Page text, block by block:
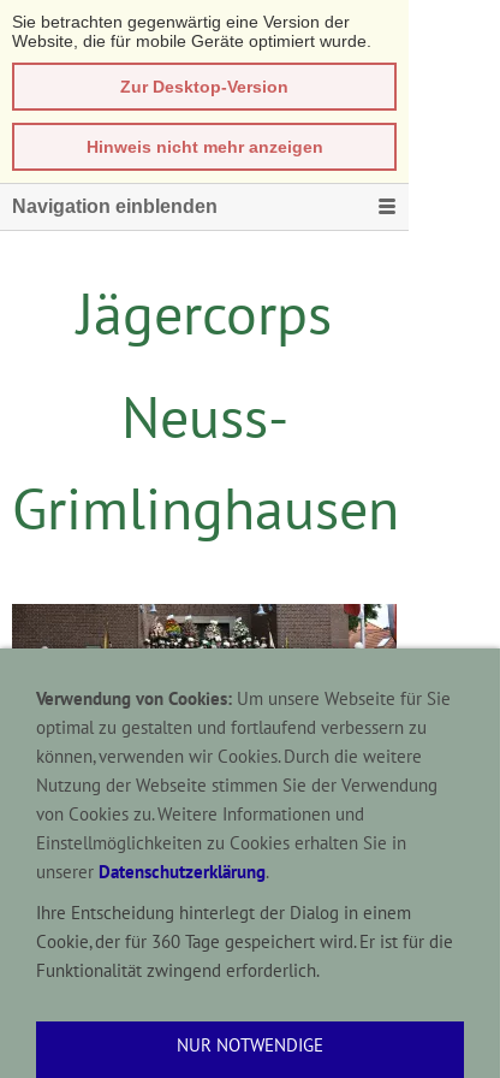
Sie betrachten gegenwärtig eine Version der
Website, die für mobile Geräte optimiert wurde.
Zur Desktop-Version
Hinweis nicht mehr anzeigen
Navigation einblenden
Jägercorps
Neuss-
Grimlinghausen
DAS JÄGERCORPS GRIMLINGHAUSEN IM 125.
JUBILÄUMSJAHR (AUGUST 2023)
angezeigt ("responsiv") - flexibel für PC, Handy und
Tablet.
Verwendung von Cookies: Um unsere Webseite für Sie
optimal zu gestalten und fortlaufend verbessern zu
können, verwenden wir Cookies. Durch die weitere
Nutzung der Webseite stimmen Sie der Verwendung
von Cookies zu. Weitere Informationen und
Einstellmöglichkeiten zu Cookies erhalten Sie in
unserer Datenschutzerklärung.
Ihre Entscheidung hinterlegt der Dialog in einem
Cookie, der für 360 Tage gespeichert wird. Er ist für die
Funktionalität zwingend erforderlich.
NUR NOTWENDIGE